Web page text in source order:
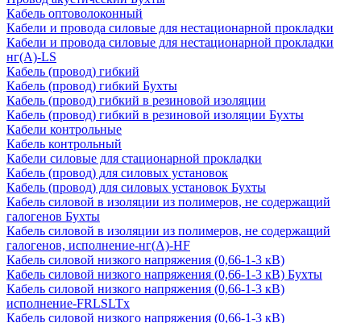
Кабель оптоволоконный
Кабели и провода силовые для нестационарной прокладки
Кабели и провода силовые для нестационарной прокладки
нг(А)-LS
Кабель (провод) гибкий
Кабель (провод) гибкий Бухты
Кабель (провод) гибкий в резиновой изоляции
Кабель (провод) гибкий в резиновой изоляции Бухты
Кабели контрольные
Кабель контрольный
Кабели силовые для стационарной прокладки
Кабель (провод) для силовых установок
Кабель (провод) для силовых установок Бухты
Кабель силовой в изоляции из полимеров, не содержащий
галогенов Бухты
Кабель силовой в изоляции из полимеров, не содержащий
галогенов, исполнение-нг(А)-HF
Кабель силовой низкого напряжения (0,66-1-3 кВ)
Кабель силовой низкого напряжения (0,66-1-3 кВ) Бухты
Кабель силовой низкого напряжения (0,66-1-3 кВ)
исполнение-FRLSLTx
Кабель силовой низкого напряжения (0,66-1-3 кВ)